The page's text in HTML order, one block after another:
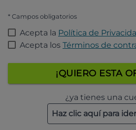
* Campos obligatorios
Acepta la Política de
Acepta los Términos de
¡QUIERO ESTA
¿ya tienes una
Haz clic aquí para